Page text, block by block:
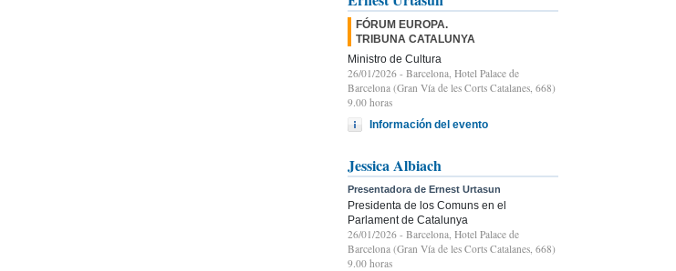
FÓRUM EUROPA.
TRIBUNA CATALUNYA
Ministro de Cultura
26/01/2026 - Barcelona, Hotel Palace de
Barcelona (Gran Vía de les Corts Catalanes, 668)
9.00 horas
Información del evento
Jessica Albiach
Presentadora de Ernest Urtasun
Presidenta de los Comuns en el
Parlament de Catalunya
26/01/2026 - Barcelona, Hotel Palace de
Barcelona (Gran Vía de les Corts Catalanes, 668)
9.00 horas